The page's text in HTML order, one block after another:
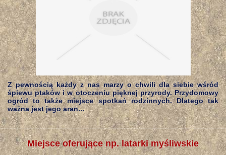
Z pewnością każdy z nas marzy o chwili dla siebie wśród
śpiewu ptaków i w otoczeniu pięknej przyrody. Przydomowy
ogród to także miejsce spotkań rodzinnych. Dlatego tak
ważna jest jego aran...
Miejsce oferujące np. latarki myśliwskie